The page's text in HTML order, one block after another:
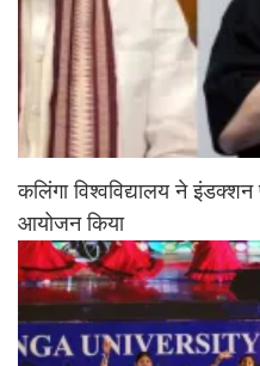
कलिंगा विश्वविद्यालय ने
आयोजन किया